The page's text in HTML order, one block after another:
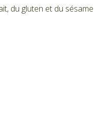
du gluten et du sésame